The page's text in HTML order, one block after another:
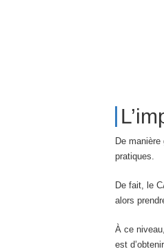
De
pratiques.
De fait, le
alors
À ce
est